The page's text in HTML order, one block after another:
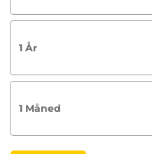
1 År
1 Måned